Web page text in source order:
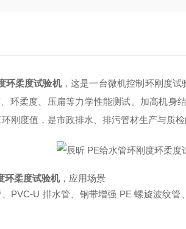
环柔度试验机，这是一台微机控制环刚度试
环柔度、压扁等力学性能测试。加高机身
刚度值，是市政排水、排污管材生产与质
环柔度试验机，应用场景
PVC-U 排水管、钢带增强 PE 螺旋波纹